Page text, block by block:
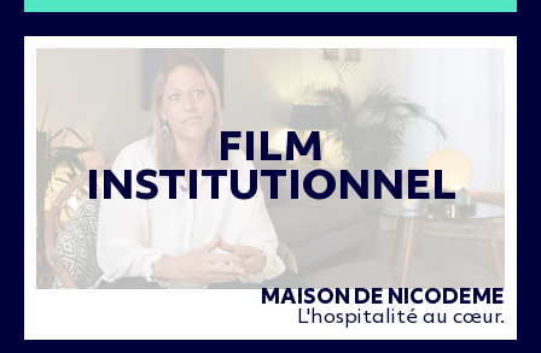
FILM
INSTITUTIONNEL
MAISON DE NICODEME
L'hospitalité au cœur.